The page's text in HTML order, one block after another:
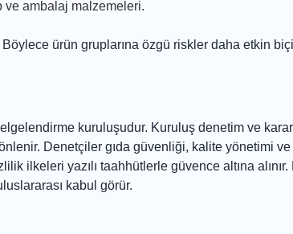
ve ambalaj malzemeleri.
ürün gruplarına özgü riskler daha etkin
kuruluşudur. Kuruluş denetim ve
Denetçiler gıda güvenliği, kalite yönetimi ve
ilkeleri yazılı taahhütlerle güvence altına alınır.
kabul görür.